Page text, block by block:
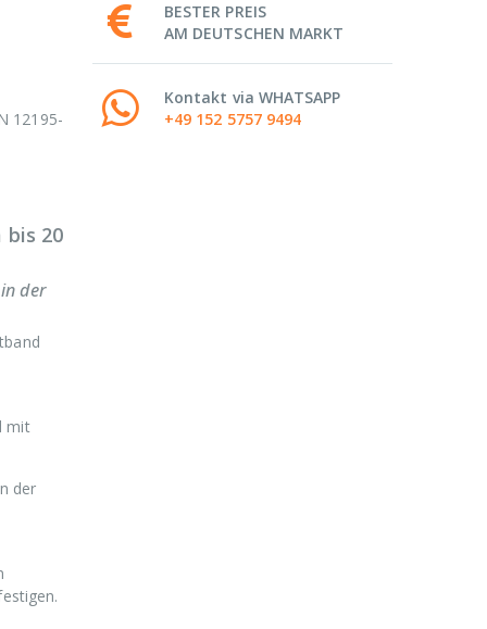
12195-
bis 20
der
mit
der
BESTER PREIS
AM DEUTSCHEN MARKT
Kontakt via WHATSAPP
+49 152 5757 9494